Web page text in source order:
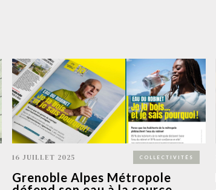
16 JUILLET 2025 COLLECTIVITÉS
Grenoble Alpes Métropole